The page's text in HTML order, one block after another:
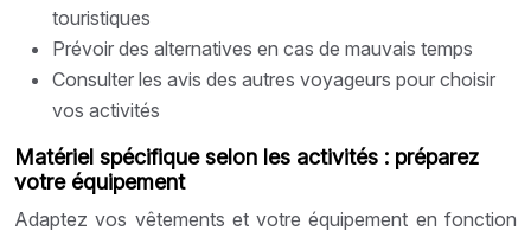
touristiques
Prévoir des alternatives en cas de mauvais temps
Consulter les avis des autres voyageurs pour choisir
vos activités
Matériel spécifique selon les activités : préparez
votre équipement
Adaptez vos vêtements et votre équipement en fonction